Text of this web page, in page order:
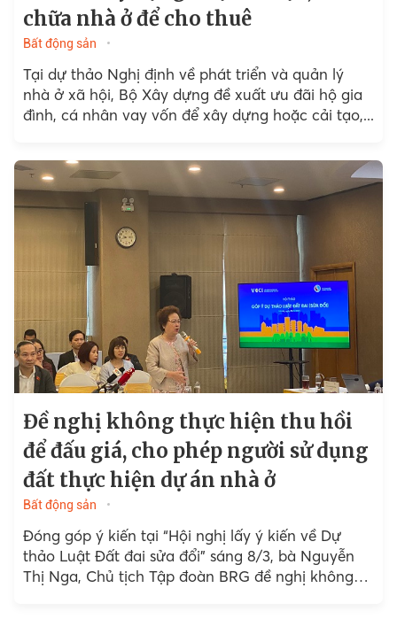
chữa nhà ở để cho thuê
Bất động sản
Tại dự thảo Nghị định về phát triển và quản lý
nhà ở xã hội, Bộ Xây dựng đề xuất ưu đãi hộ gia
đình, cá nhân vay vốn để xây dựng hoặc cải tạo,...
Đề nghị không thực hiện thu hồi
để đấu giá, cho phép người sử dụng
đất thực hiện dự án nhà ở
Bất động sản
Đóng góp ý kiến tại “Hội nghị lấy ý kiến về Dự
thảo Luật Đất đai sửa đổi” sáng 8/3, bà Nguyễn
Thị Nga, Chủ tịch Tập đoàn BRG đề nghị không